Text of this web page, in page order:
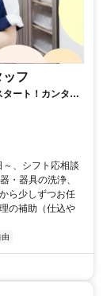
ッフ
タート！カンタン
、シフト応相談
・器具の洗浄、
ら少しずつお任
の補助（仕込や